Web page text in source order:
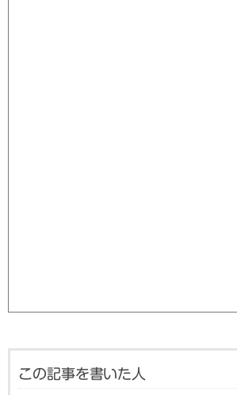
この記事を書いた人